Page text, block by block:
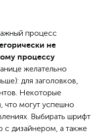
процесс
не
процессу
желательно
для заголовков,
Некоторые
что могут успешно
Выбирать шрифт
с дизайнером, а также